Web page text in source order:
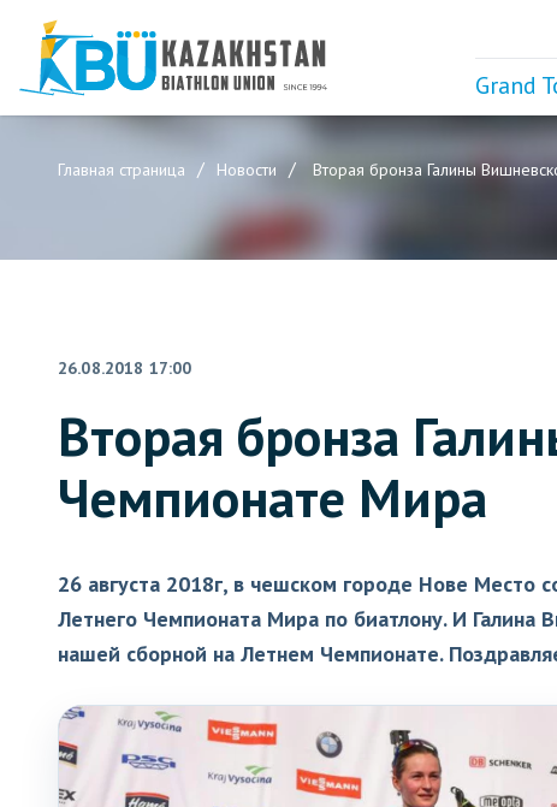
Grand
Главная страница Новости Вторая бронза Галины
26.08.2018 17:00
Вторая бронза
Чемпионате Мира
26 августа 2018г, в чешском городе Нове Место
Летнего Чемпионата Мира по биатлону. И Галина
нашей сборной на Летнем Чемпионате.